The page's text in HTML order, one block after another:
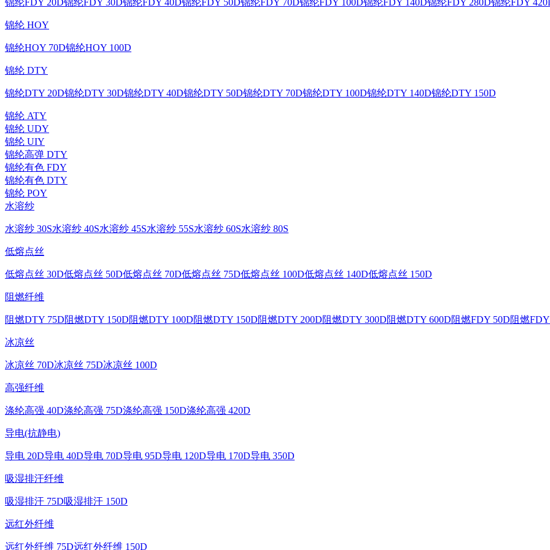
锦纶FDY 20D锦纶FDY 30D锦纶FDY 40D锦纶FDY 50D锦纶FDY 70D锦纶FDY 100D锦纶FDY 140D锦纶FDY 280D锦纶FDY
锦纶 HOY
锦纶HOY 70D锦纶HOY 100D
锦纶 DTY
锦纶DTY 20D锦纶DTY 30D锦纶DTY 40D锦纶DTY 50D锦纶DTY 70D锦纶DTY 100D锦纶DTY 140D锦纶DTY 150D
锦纶 ATY
锦纶 UDY
锦纶 UIY
锦纶高弹 DTY
锦纶有色 FDY
锦纶有色 DTY
锦纶 POY
水溶纱
水溶纱 30S水溶纱 40S水溶纱 45S水溶纱 55S水溶纱 60S水溶纱 80S
低熔点丝
低熔点丝 30D低熔点丝 50D低熔点丝 70D低熔点丝 75D低熔点丝 100D低熔点丝 140D低熔点丝 150D
阻燃纤维
阻燃DTY 75D阻燃DTY 150D阻燃DTY 100D阻燃DTY 150D阻燃DTY 200D阻燃DTY 300D阻燃DTY 600D阻燃FDY 50D阻燃
冰凉丝
冰凉丝 70D冰凉丝 75D冰凉丝 100D
高强纤维
涤纶高强 40D涤纶高强 75D涤纶高强 150D涤纶高强 420D
导电(抗静电)
导电 20D导电 40D导电 70D导电 95D导电 120D导电 170D导电 350D
吸湿排汗纤维
吸湿排汗 75D吸湿排汗 150D
远红外纤维
远红外纤维 75D远红外纤维 150D